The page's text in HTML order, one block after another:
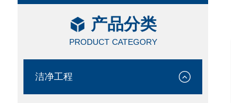
产品分类
PRODUCT CATEGORY
洁净工程